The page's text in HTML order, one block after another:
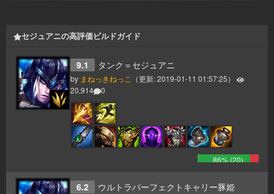
セジュアニの高評価ビルドガイド
9.1 タンク＝セジュアニ
by まねっきねっこ （更新:2019-01-11 01:57:25）
20,914
0
86% (20)
6.2 ウルトラパーフェクトキャリー豚姫